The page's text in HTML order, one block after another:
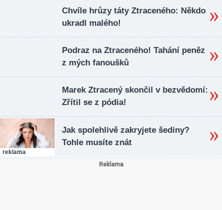
Chvíle hrůzy táty Ztraceného: Někdo
ukradl malého!
Podraz na Ztraceného! Tahání peněz
z mých fanoušků
Marek Ztracený skončil v bezvědomí:
Zřítil se z pódia!
reklama
Jak spolehlivě zakryjete šediny?
Tohle musíte znát